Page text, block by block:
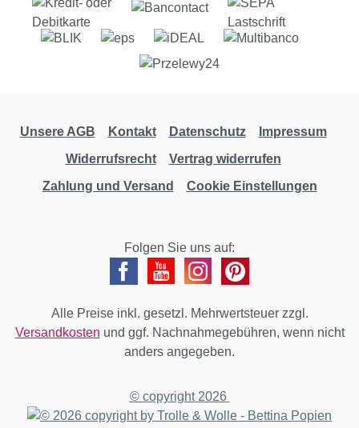
Unsere AGB Kontakt Datenschutz
Impressum
Widerrufsrecht
Vertrag widerrufen
Zahlung und Versand
Cookie Einstellungen
Folgen Sie uns auf:
Alle Preise inkl. gesetzl. Mehrwertsteuer zzgl.
Versandkosten und ggf. Nachnahmegebühren, wenn nicht
anders angegeben.
© copyright 2026